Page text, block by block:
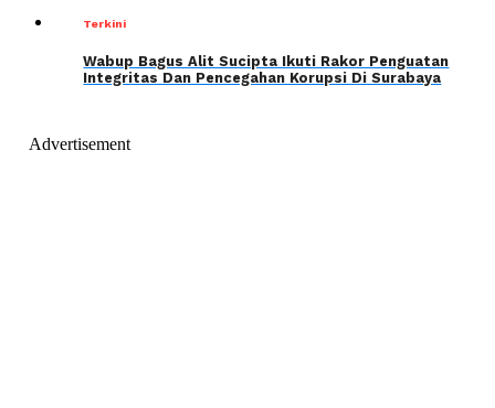
Terkini
Wabup Bagus Alit Sucipta Ikuti Rakor Penguatan
Integritas Dan Pencegahan Korupsi Di Surabaya
Advertisement